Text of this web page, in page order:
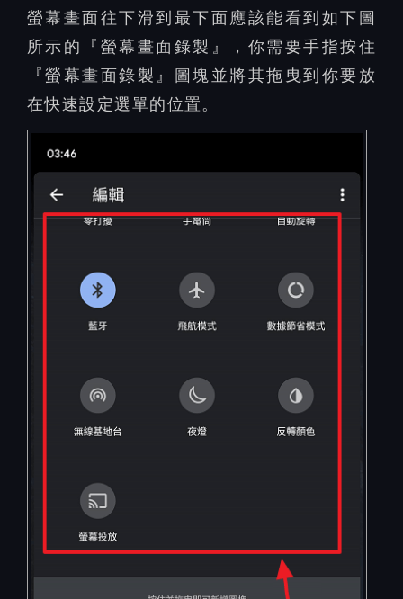
螢幕畫面往下滑到最下面應該能看到如下圖
所示的『螢幕畫面錄製』，你需要手指按住
『螢幕畫面錄製』圖塊並將其拖曳到你要放
在快速設定選單的位置。